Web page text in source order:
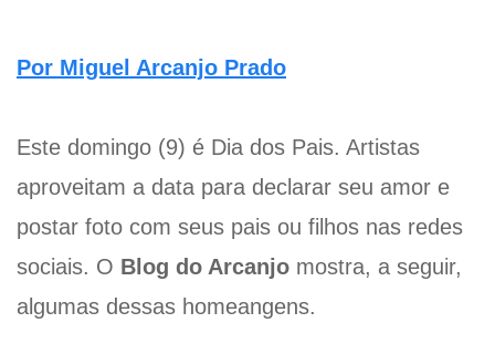
Por Miguel Arcanjo Prado
Este domingo (9) é Dia dos Pais. Artistas
aproveitam a data para declarar seu amor e
postar foto com seus pais ou filhos nas redes
sociais. O Blog do Arcanjo mostra, a seguir,
algumas dessas homeangens.